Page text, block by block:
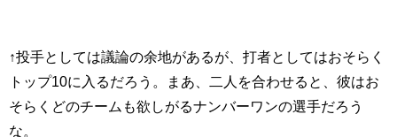
↑投手としては議論の余地があるが、打者としてはおそらく
トップ10に入るだろう。まあ、二人を合わせると、彼はお
そらくどのチームも欲しがるナンバーワンの選手だろう
な。